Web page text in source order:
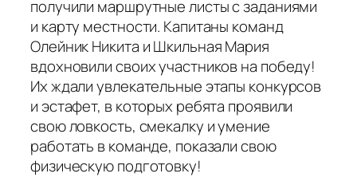
получили маршрутные листы с заданиями
и карту местности. Капитаны команд
Олейник Никита и Шкильная Мария
вдохновили своих участников на победу!
Их ждали увлекательные этапы конкурсов
и эстафет, в которых ребята проявили
свою ловкость, смекалку и умение
работать в команде, показали свою
физическую подготовку!